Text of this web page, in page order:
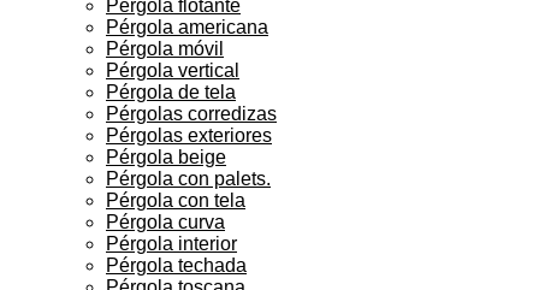
Pérgola flotante
Pérgola americana
Pérgola móvil
Pérgola vertical
Pérgola de tela
Pérgolas corredizas
Pérgolas exteriores
Pérgola beige
Pérgola con palets.
Pérgola con tela
Pérgola curva
Pérgola interior
Pérgola techada